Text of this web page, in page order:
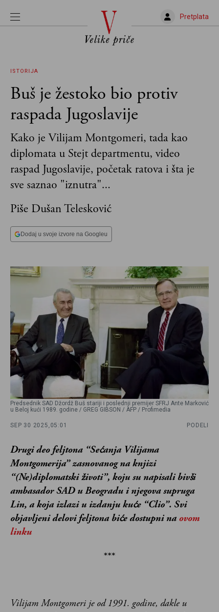
Pretplata
ISTORIJA
Buš je žestoko bio protiv
raspada Jugoslavije
Kako je Vilijam Montgomeri, tada kao
diplomata u Stejt departmentu, video
raspad Jugoslavije, početak ratova i šta je
sve saznao "iznutra"...
Piše Dušan Telesković
Dodaj u svoje izvore na Googleu
Predsednik SAD Džordž Buš stariji i poslednji premijer SFRJ Ante Marković
u Beloj kući 1989. godine / GREG GIBSON / AFP / Profimedia
SEP 30 2025, 05:01 PODELI
Drugi deo feljtona “Sećanja Vilijama
Montgomerija” zasnovanog na knjizi
“(Ne)diplomatski životi”, koju su napisali bivši
ambasador SAD u Beogradu i njegova supruga
Lin, a koja izlazi u izdanju kuće “Clio”. Svi
objavljeni delovi feljtona biće dostupni na ovom
linku
***
Vilijam Montgomeri je od 1991. godine, dakle u